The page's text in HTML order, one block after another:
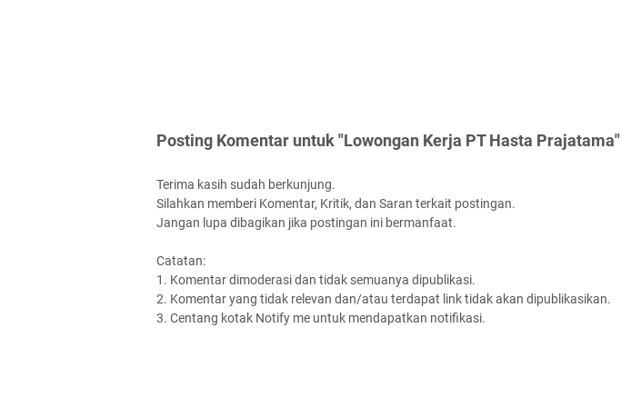
Posting Komentar untuk "Lowongan Kerja PT Hasta Prajatama"
Terima kasih sudah berkunjung.
Silahkan memberi Komentar, Kritik, dan Saran terkait postingan.
Jangan lupa dibagikan jika postingan ini bermanfaat.
Catatan:
1. Komentar dimoderasi dan tidak semuanya dipublikasi.
2. Komentar yang tidak relevan dan/atau terdapat link tidak akan dipublikasikan.
3. Centang kotak Notify me untuk mendapatkan notifikasi.